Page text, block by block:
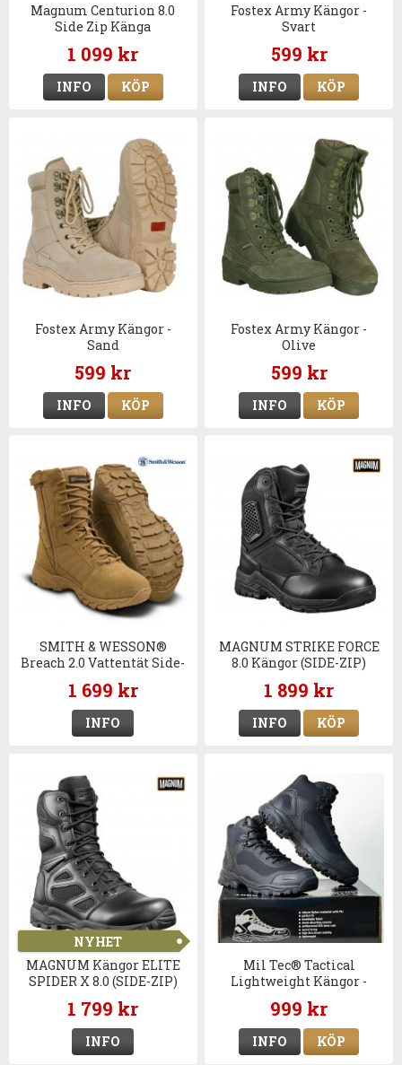
Magnum Centurion 8.0
Side Zip Känga
1 099 kr
INFO KÖP
Fostex Army Kängor -
Svart
599 kr
INFO KÖP
Fostex Army Kängor -
Sand
599 kr
INFO KÖP
Fostex Army Kängor -
Olive
599 kr
INFO KÖP
SMITH & WESSON®
Breach 2.0 Vattentät Side-
Zip Kängor - Coyote
1 699 kr
INFO
MAGNUM STRIKE FORCE
8.0 Kängor (SIDE-ZIP)
1 899 kr
INFO KÖP
NYHET
MAGNUM Kängor ELITE
SPIDER X 8.0 (SIDE-ZIP)
1 799 kr
INFO
Mil Tec® Tactical
Lightweight Kängor -
Svart
999 kr
INFO KÖP